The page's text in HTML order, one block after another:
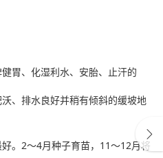
胃、化湿利水、安胎、止汗的
、排水良好并稍有倾斜的缓坡地
。2～4月种子育苗，11～12月将